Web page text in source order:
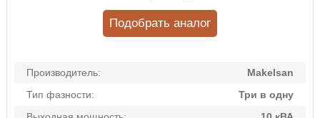
Производитель:
Makelsan
Тип фазности:
Три в одну
Подобрать аналог